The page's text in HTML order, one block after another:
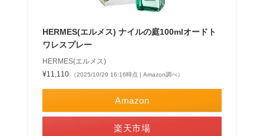
HERMES(エルメス) ナイルの庭100mlオードト
ワレスプレー
HERMES(エルメス)
¥11,110
（2025/10/20 16:16時点 | Amazon調べ）
Amazon
楽天市場